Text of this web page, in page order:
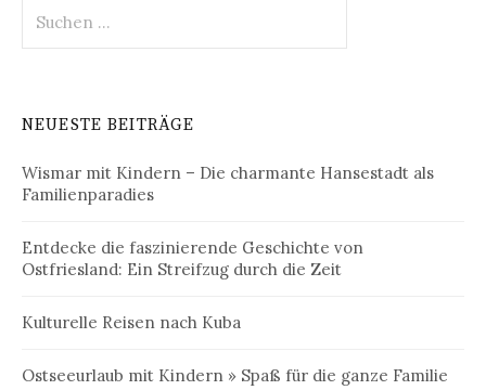
nach:
NEUESTE BEITRÄGE
Wismar mit Kindern – Die charmante Hansestadt als
Familienparadies
Entdecke die faszinierende Geschichte von
Ostfriesland: Ein Streifzug durch die Zeit
Kulturelle Reisen nach Kuba
Ostseeurlaub mit Kindern » Spaß für die ganze Familie